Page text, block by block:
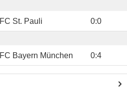
FC St. Pauli 0:0
FC Bayern München 0:4